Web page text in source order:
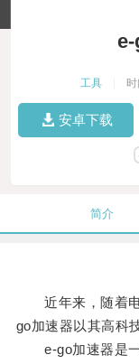
工具
安卓下载
简介
近年来，随着电
go加速器以其高科
e-go加速器是一